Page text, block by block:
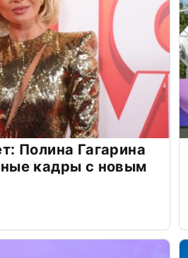
Полина Гагарина
кадры с новым